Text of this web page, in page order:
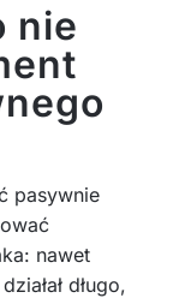
nie
pasywnie
nawet
długo,